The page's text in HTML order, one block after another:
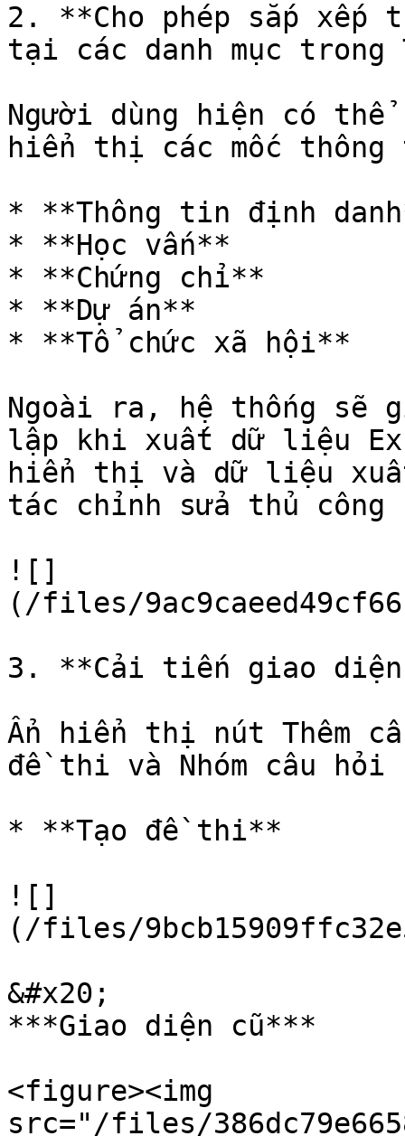
2. **Cho phép sắp
tại các danh mục trong
Người dùng hiện có
hiển thị các mốc
* **Thông tin định
* **Học vấn**
* **Chứng chỉ**
* **Dự án**
* **Tổ chức xã hội**
Ngoài ra, hệ thống sẽ
lập khi xuất dữ liệu
hiển thị và dữ liệu
tác chỉnh sửa thủ
![]
(/files/
3. **Cải tiến giao
Ẩn hiển thị nút Thêm
đề thi và Nhóm câu hỏi
* **Tạo đề thi**
![]
(/files/
&#x20;
***Giao diện cũ***
<figure><img
src="/files/